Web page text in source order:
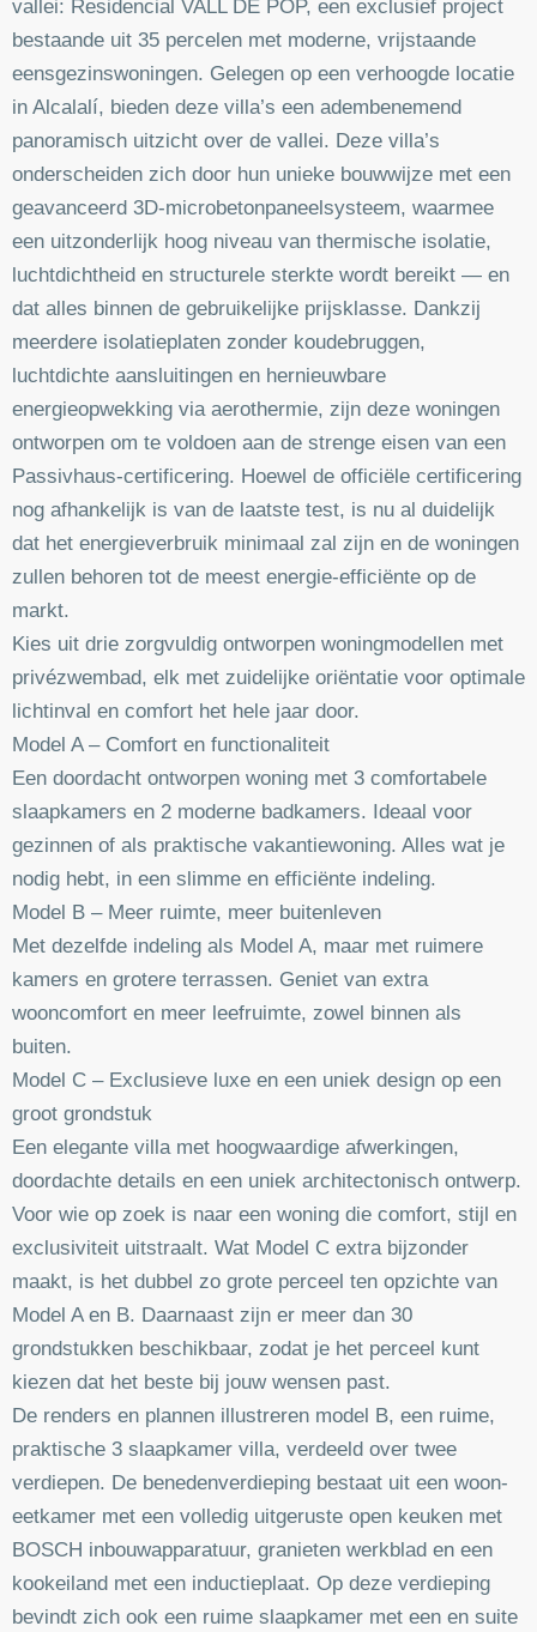
vallei: Residencial VALL DE POP, een exclusief project
bestaande uit 35 percelen met moderne, vrijstaande
eensgezinswoningen. Gelegen op een verhoogde locatie
in Alcalalí, bieden deze villa’s een adembenemend
panoramisch uitzicht over de vallei. Deze villa’s
onderscheiden zich door hun unieke bouwwijze met een
geavanceerd 3D-microbetonpaneelsysteem, waarmee
een uitzonderlijk hoog niveau van thermische isolatie,
luchtdichtheid en structurele sterkte wordt bereikt — en
dat alles binnen de gebruikelijke prijsklasse. Dankzij
meerdere isolatieplaten zonder koudebruggen,
luchtdichte aansluitingen en hernieuwbare
energieopwekking via aerothermie, zijn deze woningen
ontworpen om te voldoen aan de strenge eisen van een
Passivhaus-certificering. Hoewel de officiële certificering
nog afhankelijk is van de laatste test, is nu al duidelijk
dat het energieverbruik minimaal zal zijn en de woningen
zullen behoren tot de meest energie-efficiënte op de
markt.
Kies uit drie zorgvuldig ontworpen woningmodellen met
privézwembad, elk met zuidelijke oriëntatie voor optimale
lichtinval en comfort het hele jaar door.
Model A – Comfort en functionaliteit
Een doordacht ontworpen woning met 3 comfortabele
slaapkamers en 2 moderne badkamers. Ideaal voor
gezinnen of als praktische vakantiewoning. Alles wat je
nodig hebt, in een slimme en efficiënte indeling.
Model B – Meer ruimte, meer buitenleven
Met dezelfde indeling als Model A, maar met ruimere
kamers en grotere terrassen. Geniet van extra
wooncomfort en meer leefruimte, zowel binnen als
buiten.
Model C – Exclusieve luxe en een uniek design op een
groot grondstuk
Een elegante villa met hoogwaardige afwerkingen,
doordachte details en een uniek architectonisch ontwerp.
Voor wie op zoek is naar een woning die comfort, stijl en
exclusiviteit uitstraalt. Wat Model C extra bijzonder
maakt, is het dubbel zo grote perceel ten opzichte van
Model A en B. Daarnaast zijn er meer dan 30
grondstukken beschikbaar, zodat je het perceel kunt
kiezen dat het beste bij jouw wensen past.
De renders en plannen illustreren model B, een ruime,
praktische 3 slaapkamer villa, verdeeld over twee
verdiepen. De benedenverdieping bestaat uit een woon-
eetkamer met een volledig uitgeruste open keuken met
BOSCH inbouwapparatuur, granieten werkblad en een
kookeiland met een inductieplaat. Op deze verdieping
bevindt zich ook een ruime slaapkamer met een en suite